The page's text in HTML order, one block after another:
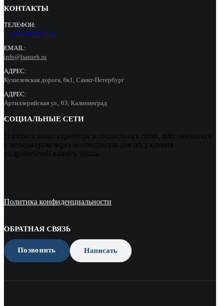
КОНТАКТЫ
ТЕЛЕФОН:
+7 (965) 000 90 55
EMAIL:
info@lsanteh.ru
АДРЕС:
Кушелевская дорога, 6к1, Санкт-Петербург
АДРЕС:
Артиллерийская ул., 63, Калининград
СОЦИАЛЬНЫЕ СЕТИ
Посетите наши страницы в социальных сетях, или свяжитесь
с менеджером через мессенджеры для обсуждения
подробностей вашего заказа
Политика конфиденциальности
ОБРАТНАЯ СВЯЗЬ
Позвонить Написать